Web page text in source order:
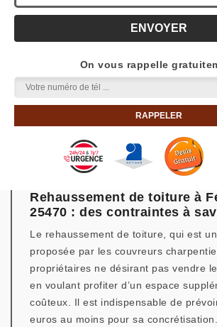
On vous rappelle
Rehaussement de toiture à
25470 : des contraintes à
Le rehaussement de toiture, qui est
proposée par les couvreurs
propriétaires ne désirant pas vendre
en voulant profiter d’un espace
coûteux. Il est indispensable de
euros au moins pour sa